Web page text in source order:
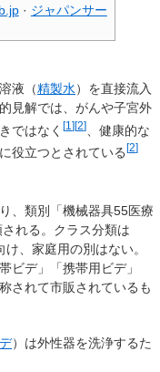
· ジャパンサー
液（精製水）を直接流入
見解では、がんや子宮外
ではなく [1 ][2]
、健康的な
役立つとされている [2]
、類別「機械器具55医療
れる。クラス分類は
、家庭用の別はない。
ビデ」「携帯用ビデ」
されて市販されているも
）は外性器を洗浄するた